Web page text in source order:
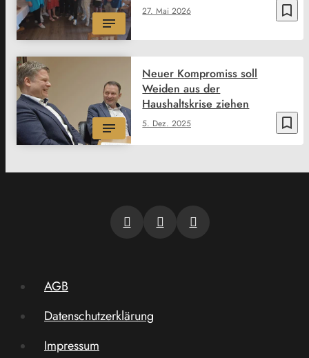
bookmark_border
27. Mai 2026
bookmark_border
5. Dez. 2025
Neuer Kompromiss soll
Weiden aus der
Haushaltskrise ziehen
AGB
Datenschutzerklärung
Impressum